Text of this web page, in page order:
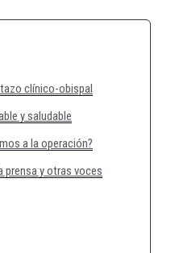
clínico-obispal
y saludable
a la operación?
prensa y otras voces